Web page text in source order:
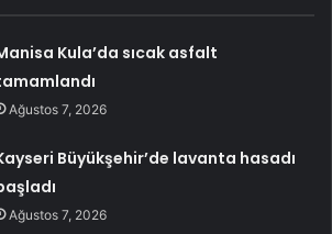
Kula’da sıcak asfalt
Ağustos 7, 2026
Büyükşehir’de lavanta hasadı
Ağustos 7, 2026